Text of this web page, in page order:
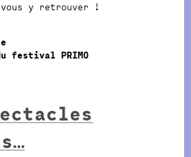
vous y retrouver !
festival PRIMO